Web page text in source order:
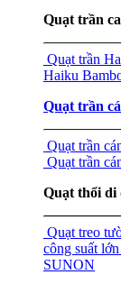
Quạt trần
Quạt trần
Haiku
Quạt trần
Quạt trần
Quạt trần
Quạt thổi di
Quạt treo
công suất
SUNON